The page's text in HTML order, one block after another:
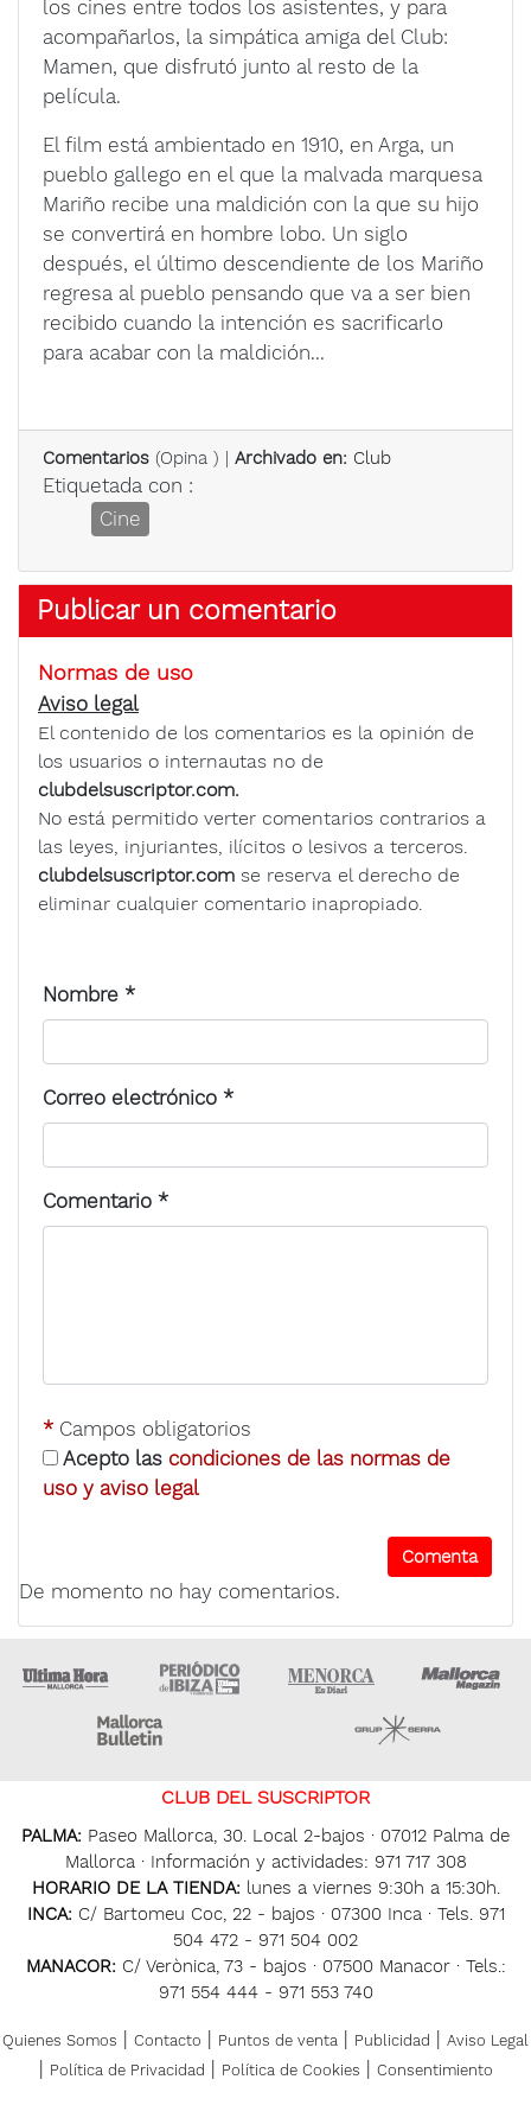
los cines entre todos los asistentes, y para
acompañarlos, la simpática amiga del Club:
Mamen, que disfrutó junto al resto de la
película.
El film está ambientado en 1910, en Arga, un
pueblo gallego en el que la malvada marquesa
Mariño recibe una maldición con la que su hijo
se convertirá en hombre lobo. Un siglo
después, el último descendiente de los Mariño
regresa al pueblo pensando que va a ser bien
recibido cuando la intención es sacrificarlo
para acabar con la maldición...
Comentarios (Opina ) | Archivado en: Club
Etiquetada con :
Cine
Publicar un comentario
Normas de uso
Aviso legal
El contenido de los comentarios es la opinión de
los usuarios o internautas no de
clubdelsuscriptor.com.
No está permitido verter comentarios contrarios a
las leyes, injuriantes, ilícitos o lesivos a terceros.
clubdelsuscriptor.com se reserva el derecho de
eliminar cualquier comentario inapropiado.
Nombre *
Correo electrónico *
Comentario *
* Campos obligatorios
Acepto las condiciones de las normas de
uso y aviso legal
De momento no hay comentarios.
Ultima Hora Ultima hora Ibiza Menorca • Es Diari
CLUB DEL SUSCRIPTOR
PALMA: Paseo Mallorca, 30. Local 2-bajos · 07012 Palma de
Mallorca · Información y actividades: 971 717 308
HORARIO DE LA TIENDA: lunes a viernes 9:30h a 15:30h.
INCA: C/ Bartomeu Coc, 22 - bajos · 07300 Inca · Tels. 971
504 472 - 971 504 002
MANACOR: C/ Verònica, 73 - bajos · 07500 Manacor · Tels.:
971 554 444 - 971 553 740
Quienes Somos Contacto Puntos de venta Publicidad Aviso Legal
Política de Privacidad Política de Cookies Consentimiento